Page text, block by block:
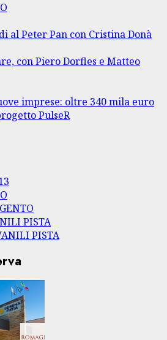
al Peter Pan con Cristina Donà
con Piero Dorfles e Matteo
imprese: oltre 340 mila euro
PulseR
PISTA
PISTA